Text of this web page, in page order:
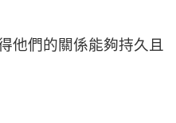
他們的關係能夠持久且